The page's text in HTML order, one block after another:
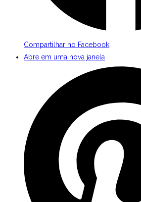
Compartilhar no Facebook
Abre em uma nova janela